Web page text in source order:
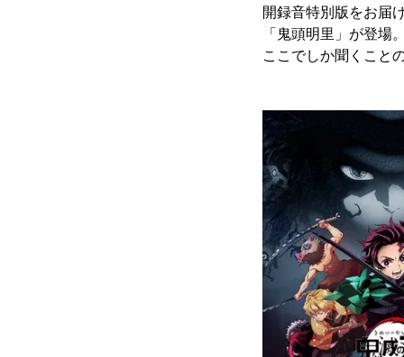
開録音特別版をお届
「鬼頭明里」が登場
ここでしか聞くこと